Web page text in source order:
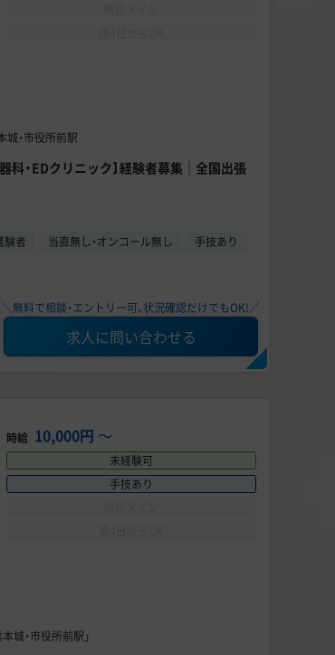
・市役所前駅
科・EDクリニック】経験者募集｜全国出張
験者 当直無し・オンコール無し
手技あり
＼無料で相談・エントリー可、状況確認だけでもOK!／
求人に問い合わせる
時給 10,000円 〜
未経験可
手技あり
城・市役所前駅」